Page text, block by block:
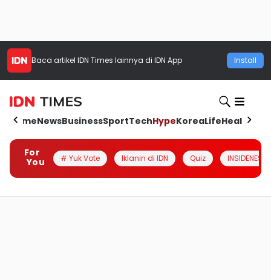
Baca artikel IDN Times lainnya di IDN App Install
HomeNewsBusinessSportTechHypeKoreaLifeHealth
For
You
# Yuk Vote Iklanin di IDN Quiz INSIDENESIA